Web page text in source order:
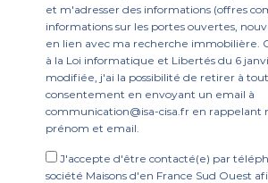
et m'adresser des informations (offres
informations sur les portes ouvertes,
en lien avec ma recherche immobilière.
à la Loi informatique et Libertés du 6
modifiée, j'ai la possibilité de retirer à
consentement en envoyant un email à
communication@isa-cisa.fr en rappelant
prénom et email.
J'accepte d'être contacté(e) par
société Maisons d'en France Sud Ouest